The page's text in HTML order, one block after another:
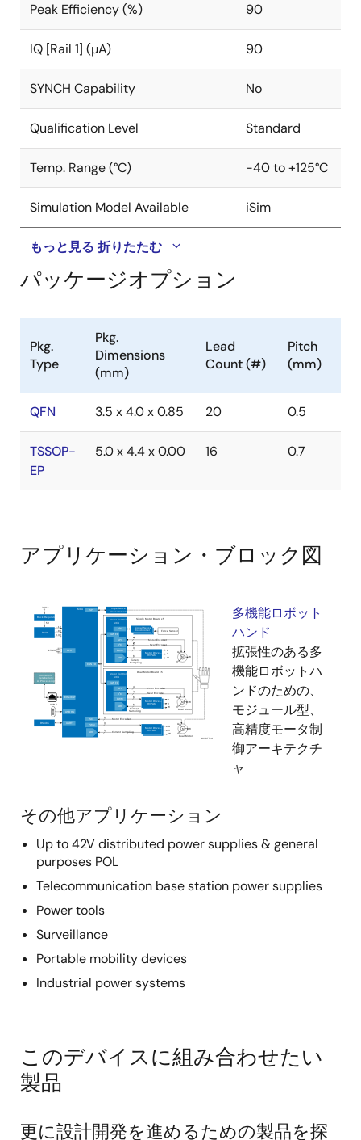
Peak Efficiency (%) 90
IQ [Rail 1] (µA) 90
SYNCH Capability No
Qualification Level Standard
Temp. Range (°C) -40 to +125°C
Simulation Model Available iSim
もっと見る 折りたたむ
パッケージオプション
Pkg.
Type
Pkg.
Dimensions
(mm)
Lead
Count (#)
Pitch
(mm)
QFN 3.5 x 4.0 x 0.85 20 0.5
TSSOP-
EP
5.0 x 4.4 x 0.00 16 0.7
アプリケーション・ブロック図
多機能ロボット
ハンド
拡張性のある多
機能ロボットハ
ンドのための、
モジュール型、
高精度モータ制
御アーキテクチ
ャ
その他アプリケーション
Up to 42V distributed power supplies & general
purposes POL
Telecommunication base station power supplies
Power tools
Surveillance
Portable mobility devices
Industrial power systems
このデバイスに組み合わせたい
製品
更に設計開発を進めるための製品を探